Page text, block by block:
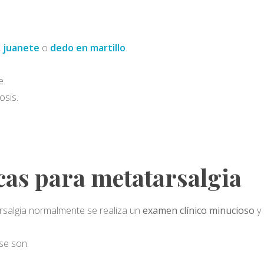
juanete o dedo en martillo.
para metatarsalgia
normalmente se realiza un examen clínico minucioso y
son: